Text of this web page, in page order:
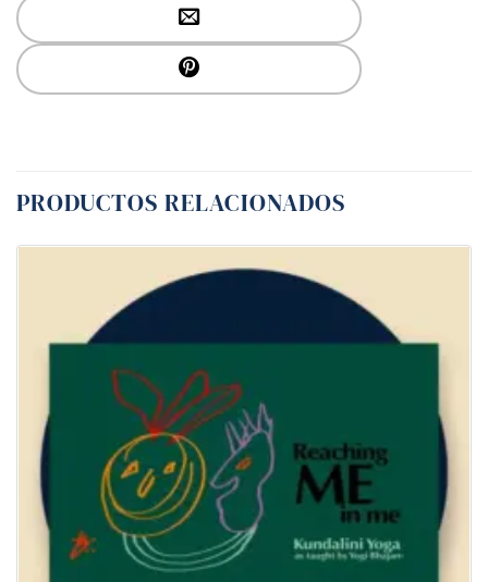
PRODUCTOS RELACIONADOS